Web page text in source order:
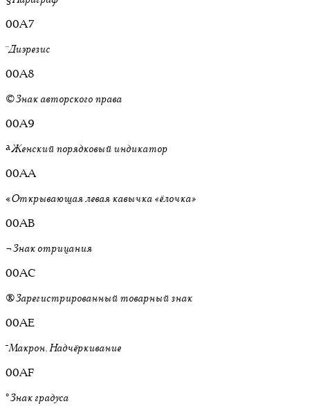
00A7
¨Диэрезис
00A8
©Знак авторского права
00A9
ªЖенский порядковый индикатор
00AA
«Открывающая левая кавычка «ёлочка»
00AB
¬Знак отрицания
00AC
®Зарегистрированный товарный знак
00AE
¯Макрон. Надчёркивание
00AF
°Знак градуса